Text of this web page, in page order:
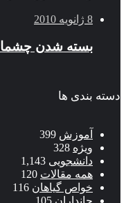
بسته شدن چشمان
بندی ها
آموزش 399
ویژه
328
دانشجویی 1,143
همه مقالات 120
خواص گیاهان 116
جانداران 105